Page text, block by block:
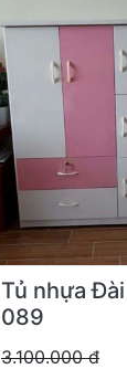
Tủ nhựa
089
3.100.000 đ